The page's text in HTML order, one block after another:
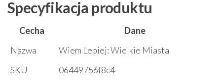
Specyfikacja produktu
Cecha
Dane
Nazwa
Wiem Lepiej: Wielkie Miasta
SKU
06449756f8c4